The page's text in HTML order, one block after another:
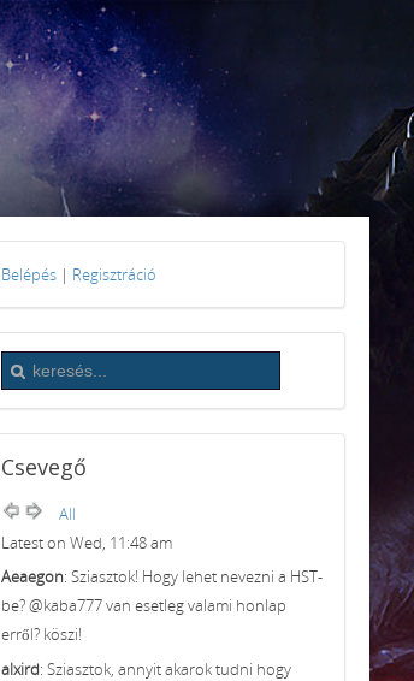
Belépés | Regisztráció
Csevegő
All
Latest on Wed, 11:48 am
Aeaegon: Sziasztok! Hogy lehet nevezni a HST-
be? @kaba777 van esetleg valami honlap
erről? köszi!
alxird: Sziasztok, annyit akarok tudni hogy